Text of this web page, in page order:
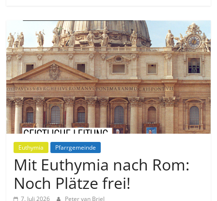
Euthymia Pfarrgemeinde
Mit Euthymia nach Rom:
Noch Plätze frei!
7. Juli 2026 Peter van Briel